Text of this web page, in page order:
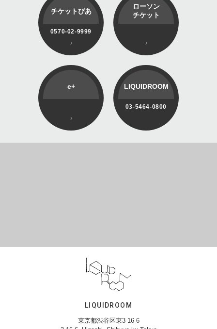
チケットぴあ
0570-02-9999
ローソン
チケット
e+ LIQUIDROOM
03-5464-0800
LIQUIDROOM
東京都渋谷区東3-16-6